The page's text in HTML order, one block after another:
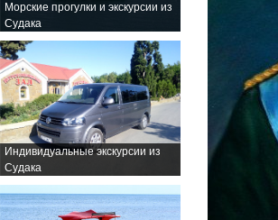
Морские прогулки и экскурсии из
Судака
Индивидуальные экскурсии из
Судака